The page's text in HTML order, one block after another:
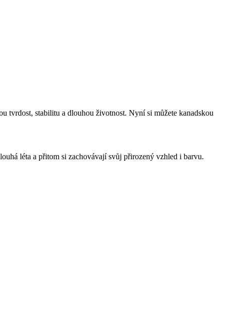
tvrdost, stabilitu a dlouhou životnost. Nyní si můžete kanadskou
léta a přitom si zachovávají svůj přirozený vzhled i barvu.